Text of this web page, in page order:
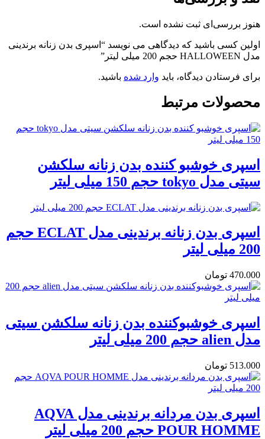
هنوز بررسی‌ای ثبت نشده است.
اولین کسی باشید که دیدگاهی می نویسد “اسپری بدن زنانه برندینی
مدل HALLOWEEN حجم 200 میلی لیتر”
برای فرستادن دیدگاه، باید وارد شده باشید.
محصولات مرتبط
اسپری خوشبو کننده بدن زنانه سلکشن
سیتی مدل tokyo حجم 150 میلی لیتر
اسپری بدن زنانه برندینی مدل ECLAT حجم
200 میلی لیتر
470.000 تومان
اسپری خوشبوکننده بدن زنانه سلکشن سیتی
مدل alien حجم 200 میلی لیتر
513.000 تومان
اسپری بدن مردانه برندینی مدل AQVA
POUR HOMME حجم 200 میلی لیتر